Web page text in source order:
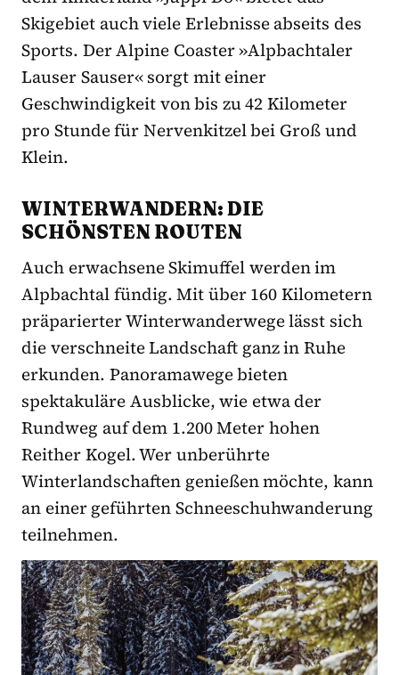
Skigebiet auch viele Erlebnisse abseits des
Sports. Der Alpine Coaster »Alpbachtaler
Lauser Sauser« sorgt mit einer
Geschwindigkeit von bis zu 42 Kilometer
pro Stunde für Nervenkitzel bei Groß und
Klein.
WINTERWANDERN: DIE
SCHÖNSTEN ROUTEN
Auch erwachsene Skimuffel werden im
Alpbachtal fündig. Mit über 160 Kilometern
präparierter Winterwanderwege lässt sich
die verschneite Landschaft ganz in Ruhe
erkunden. Panoramawege bieten
spektakuläre Ausblicke, wie etwa der
Rundweg auf dem 1.200 Meter hohen
Reither Kogel. Wer unberührte
Winterlandschaften genießen möchte, kann
an einer geführten Schneeschuhwanderung
teilnehmen.